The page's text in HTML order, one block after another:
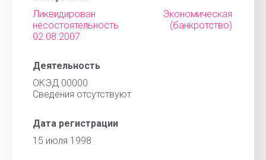
Ликвидирован Экономическая
несостоятельность (банкротство)
02.08.2007
Деятельность
ОКЭД 00000
Cведения отсутствуют
Дата регистрации
15 июля 1998